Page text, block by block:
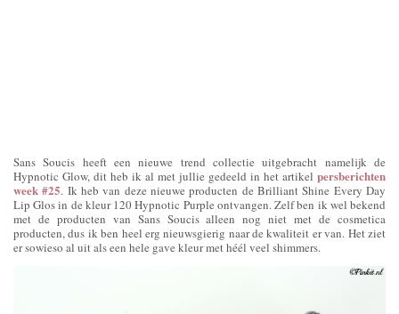
Sans Soucis heeft een nieuwe trend collectie uitgebracht namelijk de
Hypnotic Glow, dit heb ik al met jullie gedeeld in het artikel persberichten
week #25. Ik heb van deze nieuwe producten de Brilliant Shine Every Day
Lip Glos in de kleur 120 Hypnotic Purple ontvangen. Zelf ben ik wel bekend
met de producten van Sans Soucis alleen nog niet met de cosmetica
producten, dus ik ben heel erg nieuwsgierig naar de kwaliteit er van. Het ziet
er sowieso al uit als een hele gave kleur met héél veel shimmers.